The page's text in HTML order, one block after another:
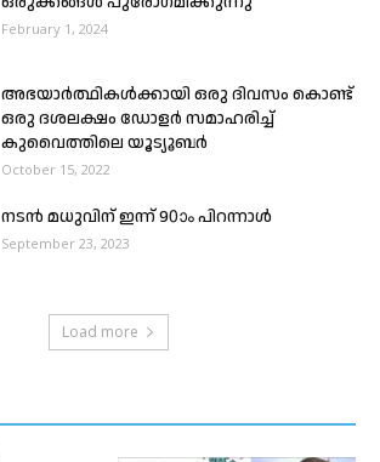
February 1, 2024
അഭയാർത്ഥികൾക്കായി ഒരു ദിവസം കൊണ്ട്
ഒരു ദശലക്ഷം ഡോളർ സമാഹരിച്ച്
കുവൈത്തിലെ യൂട്യൂബർ
October 15, 2022
നടൻ മധുവിന് ഇന്ന് 90ാം പിറന്നാൾ
September 23, 2023
Load more